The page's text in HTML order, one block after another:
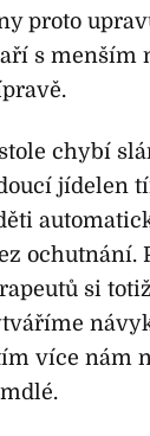
proto
s menším
chybí
jídelen
ochutnání.
si
více nám